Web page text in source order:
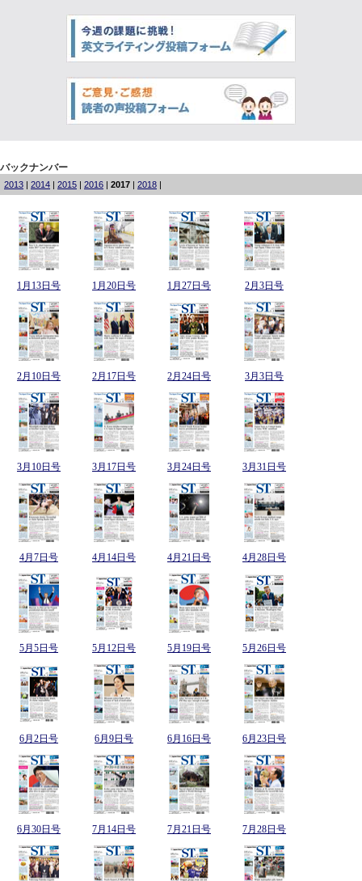
バックナンバー
2013 2014 2015 2016 2017 2018
1月13日号 1月20日号 1月27日号 2月3日号
2月10日号 2月17日号 2月24日号 3月3日号
3月10日号 3月17日号 3月24日号 3月31日号
4月7日号 4月14日号 4月21日号 4月28日号
5月5日号 5月12日号 5月19日号 5月26日号
6月2日号 6月9日号 6月16日号 6月23日号
6月30日号 7月14日号 7月21日号 7月28日号